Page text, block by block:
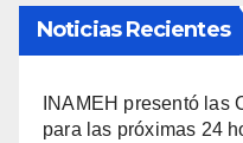
Noticias Recientes
INAMEH presentó las
para las próximas 24